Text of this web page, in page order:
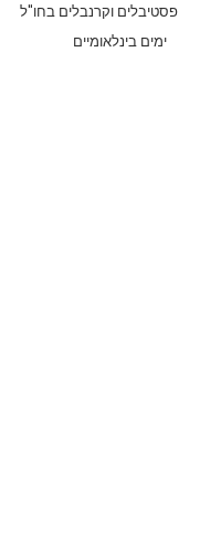
פסטיבלים וקרנבלים בחו"ל
ימים בינלאומיים